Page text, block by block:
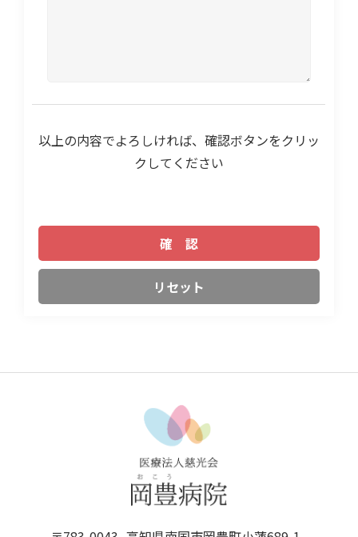
以上の内容でよろしければ、確認ボタンをクリッ
クしてください